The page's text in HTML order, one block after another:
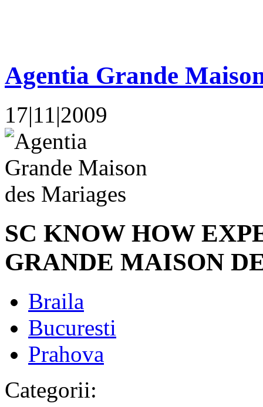
Agentia Grande
17|11|2009
SC KNOW HOW
GRANDE MAISON
Braila
Bucuresti
Prahova
Categorii: